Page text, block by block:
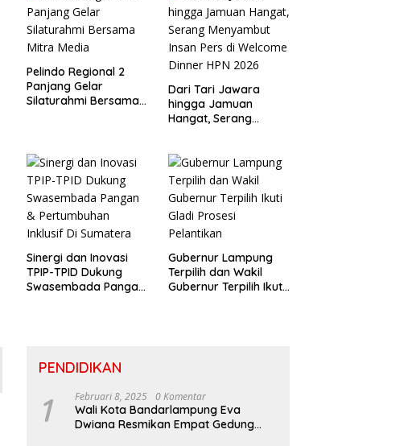
Pelindo Regional 2
Panjang Gelar
Silaturahmi Bersama
Dari Tari Jawara
hingga Jamuan
Hangat, Serang
HPN 2026
Sinergi dan Inovasi
TPIP-TPID Dukung
Swasembada Pangan
Gubernur Lampung
Terpilih dan Wakil
Gubernur Terpilih Ikuti
PENDIDIKAN
1 Februari 8, 2025 0 Komentar
Wali Kota Bandarlampung Eva
Dwiana Resmikan Empat Gedung